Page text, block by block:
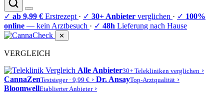
✓ ab 9,99 € Erstrezept · ✓ 30+ Anbieter verglichen · ✓ 100%
online — kein Arztbesuch · ✓ 48h Lieferung nach Hause
✕
VERGLEICH
Alle Anbieter30+ Telekliniken verglichen ›
CannaZenTestsieger · 9,99 € › Dr. AnsayTop-Arztqualität ›
BloomwellEtablierter Anbieter ›